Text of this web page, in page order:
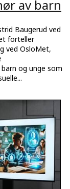
av barn
Baugerud ved
forteller
ved OsloMet,
og unge som